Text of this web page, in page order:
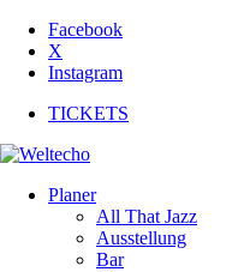
Facebook
X
Instagram
TICKETS
Planer
All That Jazz
Ausstellung
Bar